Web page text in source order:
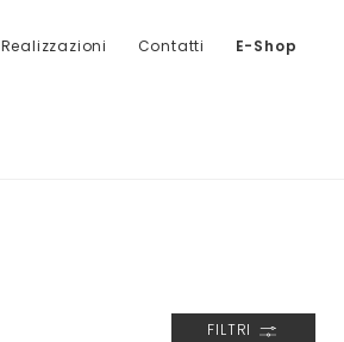
Realizzazioni Contatti E-Shop
FILTRI